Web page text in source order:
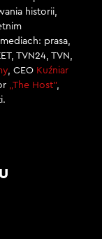
historii,
prasa,
TVN24, TVN,
, CEO Kuźniar
„The Host”,